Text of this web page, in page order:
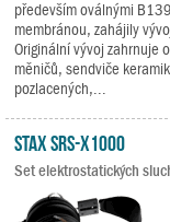
především oválnými
membránou, zahájily
Originální vývoj zahrnuje
měničů, sendviče
pozlacených,...
STAX SRS-X1000
Set elektrostatických